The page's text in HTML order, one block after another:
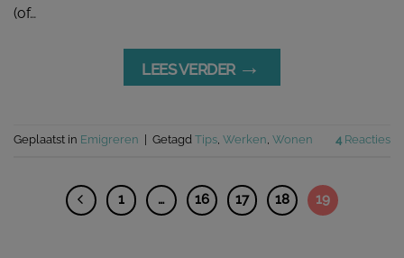
(of…
LEES VERDER →
Geplaatst in Emigreren Getagd Tips, Werken, Wonen 4Reacties
1 … 16 17 18 19